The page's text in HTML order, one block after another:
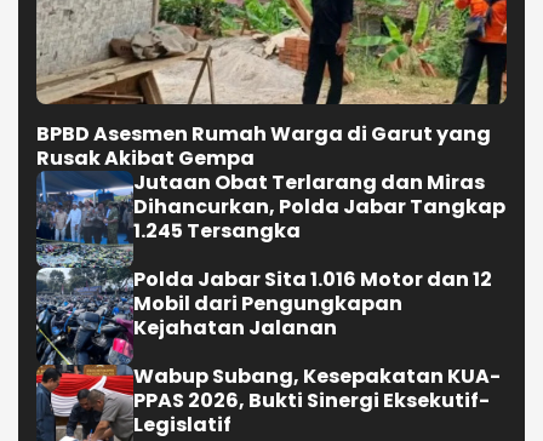
BPBD Asesmen Rumah Warga di Garut yang
Rusak Akibat Gempa
Jutaan Obat Terlarang dan Miras
Dihancurkan, Polda Jabar Tangkap
1.245 Tersangka
Polda Jabar Sita 1.016 Motor dan 12
Mobil dari Pengungkapan
Kejahatan Jalanan
Wabup Subang, Kesepakatan KUA-
PPAS 2026, Bukti Sinergi Eksekutif-
Legislatif